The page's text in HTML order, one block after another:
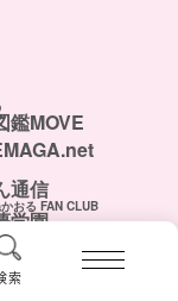
索
鑑MOVE
通信
おる FAN CLUB
学園